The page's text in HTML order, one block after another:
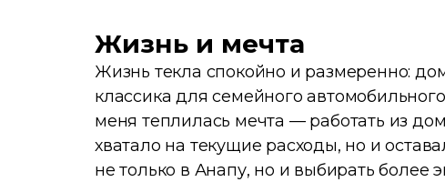
Жизнь и мечта
Жизнь текла спокойно и размеренно:
классика для семейного
меня теплилась мечта — работать из
хватало на текущие расходы, но и
не только в Анапу, но и выбирать более